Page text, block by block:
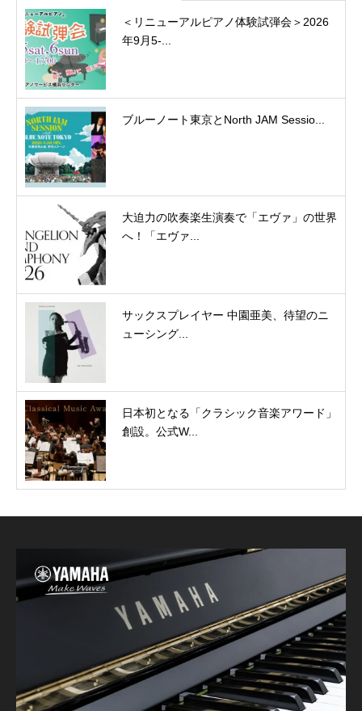
＜リニューアルピアノ体験試弾会＞2026
年9月5-...
ブルーノート東京とNorth JAM Sessio...
大迫力の吹奏楽生演奏で「エヴァ」の世界
へ！「エヴァ...
サックスプレイヤー 中園亜美、待望のニ
ューシング...
日本初となる「クラシック音楽アワード」
創設。公式W...